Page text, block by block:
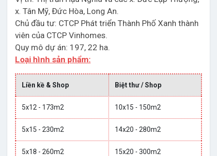
x. Tân Mỹ, Đức Hòa, Long An.
Chủ đầu tư: CTCP Phát triển Thành Phố Xanh thành
viên của CTCP Vinhomes.
Quy mô dự án: 197, 22 ha.
Loại hình sản phẩm:
Liền kề & Shop Biệt thư / Shop
5x12 - 173m2 10x15 - 150m2
5x15 - 230m2 14x20 - 280m2
5x18 - 260m2 15x20 - 300m2